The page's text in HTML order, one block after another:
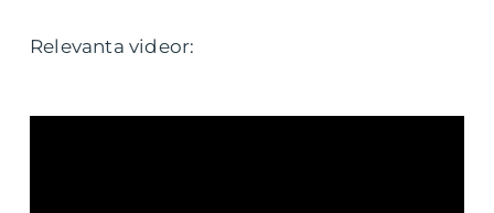
Relevanta videor: